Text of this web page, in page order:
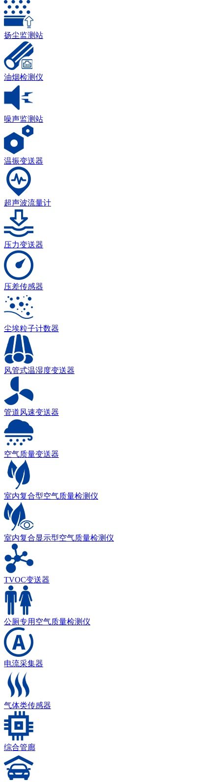
扬尘监测站
油烟检测仪
噪声监测站
温振变送器
超声波流量计
压力变送器
压差传感器
尘埃粒子计数器
风管式温湿度变送器
管道风速变送器
空气质量变送器
室内复合型空气质量检测仪
室内复合显示型空气质量检测仪
TVOC变送器
公厕专用空气质量检测仪
电流采集器
气体类传感器
综合管廊